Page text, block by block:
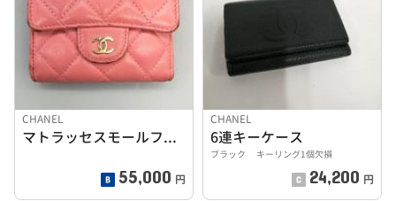
CHANEL
マトラッセスモールフラップウォレット
55,000 円
CHANEL
6連キーケース
ブラック キーリング1個欠損
24,200 円